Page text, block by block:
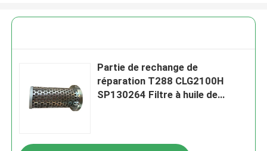
Partie de rechange de
réparation T288 CLG2100H
SP130264 Filtre à huile de